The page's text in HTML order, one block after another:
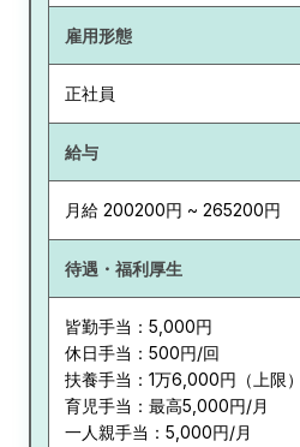
雇用形態
正社員
給与
月給 200200円 ~ 265200円
待遇・福利厚生
皆勤手当：5,000円
休日手当：500円/回
扶養手当：1万6,000円（上限）
育児手当：最高5,000円/月
一人親手当：5,000円/月